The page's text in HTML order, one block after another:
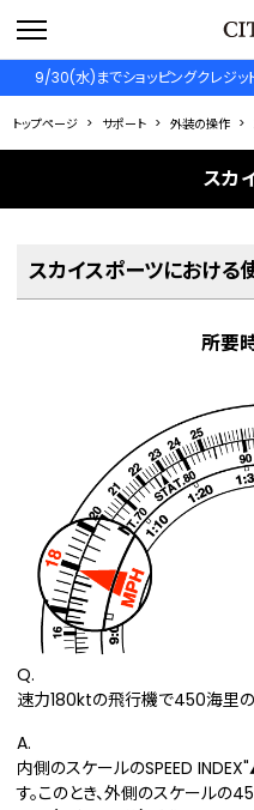
9/30(水)までショッピングクレジッ
トップページ サポート 外装の操作
スカ
スカイスポーツにおける
所要
Q.
速力180ktの飛行機で450海里
A.
内側のスケールのSPEED
す。このとき、外側のスケールの